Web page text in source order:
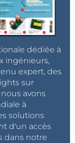
dédiée à
ingénieurs,
expert, des
sur
avons
à
solutions
d'un accès
dans notre